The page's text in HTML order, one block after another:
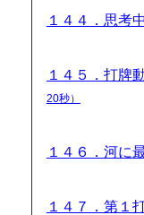
１４４．思考
１４５．打牌
20秒）
１４６．河に
１４７．第１